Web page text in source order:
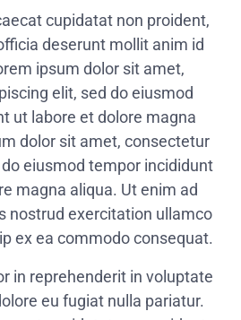
cupidatat non proident,
deserunt mollit anim id
ipsum dolor sit amet,
elit, sed do eiusmod
ut labore et dolore magna
dolor sit amet, consectetur
eiusmod tempor incididunt
magna aliqua. Ut enim ad
nostrud exercitation ullamco
ex ea commodo consequat.
in reprehenderit in voluptate
eu fugiat nulla pariatur.